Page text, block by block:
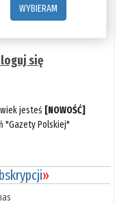
WYBIERAM
się
jesteś [NOWOŚĆ]
"Gazety Polskiej"
»